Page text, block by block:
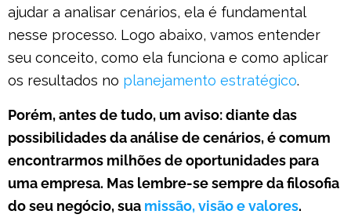
ajudar a analisar cenários, ela é fundamental
nesse processo. Logo abaixo, vamos entender
seu conceito, como ela funciona e como aplicar
os resultados no planejamento estratégico.
Porém, antes de tudo, um aviso: diante das
possibilidades da análise de cenários, é comum
encontrarmos milhões de oportunidades para
uma empresa. Mas lembre-se sempre da filosofia
do seu negócio, sua missão, visão e valores.